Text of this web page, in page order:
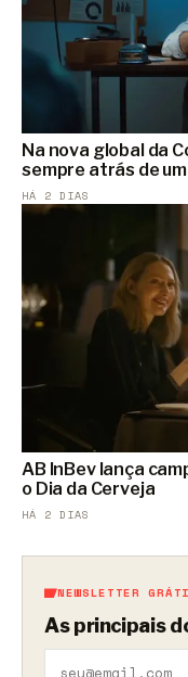
Na nova global da
sempre atrás de
HÁ 2 DIAS
AB InBev lança
o Dia da Cerveja
HÁ 2 DIAS
NEWSLETTER
As principais